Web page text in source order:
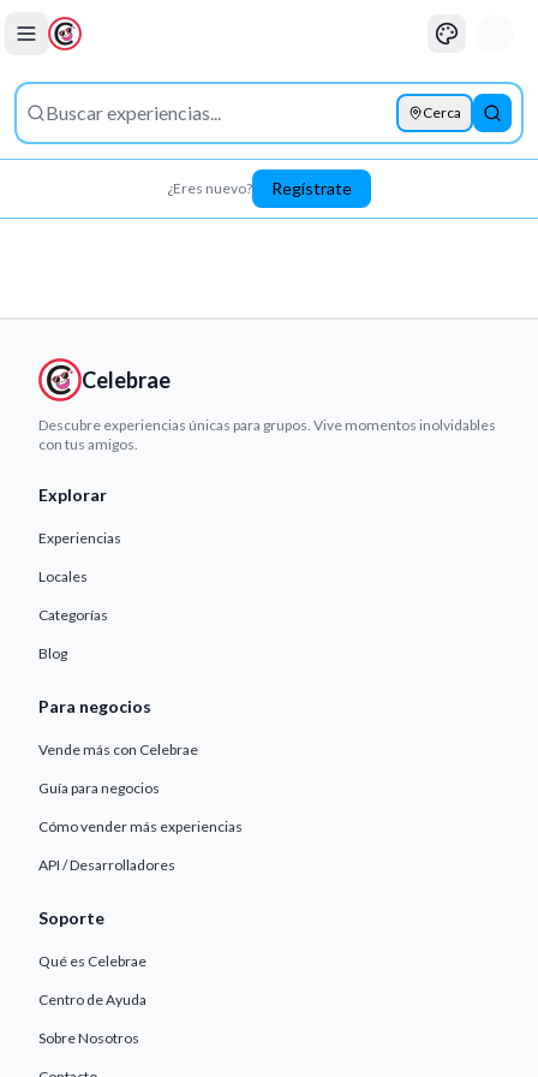
Cerca
¿Eres nuevo? Regístrate
Celebrae
Descubre experiencias únicas para grupos. Vive momentos inolvidables
con tus amigos.
Explorar
Experiencias
Locales
Categorías
Blog
Para negocios
Vende más con Celebrae
Guía para negocios
Cómo vender más experiencias
API / Desarrolladores
Soporte
Qué es Celebrae
Centro de Ayuda
Sobre Nosotros